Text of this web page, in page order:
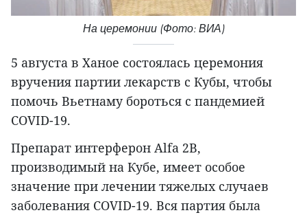
На церемонии (Фото: ВИА)
5 августа в Ханое состоялась церемония
вручения партии лекарств с Кубы, чтобы
помочь Вьетнаму бороться с пандемией
COVID-19.
Препарат интерферон Alfa 2B,
производимый на Кубе, имеет особое
значение при лечении тяжелых случаев
заболевания COVID-19. Вся партия была